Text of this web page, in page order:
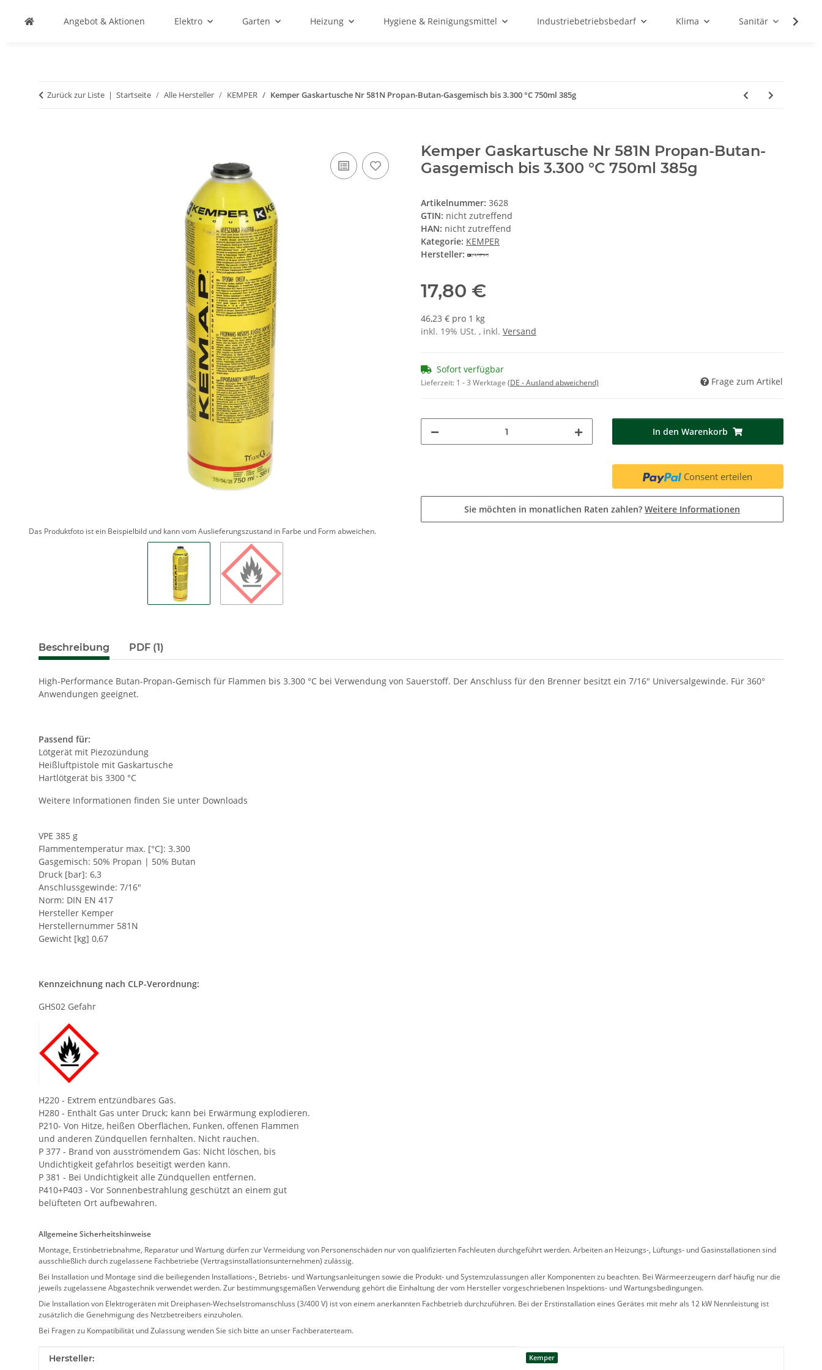
Angebot & Aktionen Elektro Garten Heizung Hygiene & Reinigungsmittel Industriebetriebsbedarf Klima Sanitär
Zurück zur Liste Startseite Alle Hersteller KEMPER Kemper Gaskartusche Nr 581N Propan-Butan-Gasgemisch bis 3.300 °C 750ml 385g
Das Produktfoto ist ein Beispielbild und kann vom Auslieferungszustand in Farbe und Form abweichen.
Kemper Gaskartusche Nr 581N Propan-Butan-
Gasgemisch bis 3.300 °C 750ml 385g
Artikelnummer: 3628
GTIN: nicht zutreffend
HAN: nicht zutreffend
Kategorie: KEMPER
Hersteller:
17,80 €
46,23 € pro 1 kg
inkl. 19% USt. , inkl. Versand
Sofort verfügbar
Lieferzeit: 1 - 3 Werktage (DE - Ausland abweichend) Frage zum Artikel
In den Warenkorb
Consent erteilen
Sie möchten in monatlichen Raten zahlen? Weitere Informationen
Beschreibung PDF (1)
High-Performance Butan-Propan-Gemisch für Flammen bis 3.300 °C bei Verwendung von Sauerstoff. Der Anschluss für den Brenner besitzt ein 7/16" Universalgewinde. Für 360°
Anwendungen geeignet.
Passend für:
Lötgerät mit Piezozündung
Heißluftpistole mit Gaskartusche
Hartlötgerät bis 3300 °C
Weitere Informationen finden Sie unter Downloads
VPE 385 g
Flammentemperatur max. [°C]: 3.300
Gasgemisch: 50% Propan | 50% Butan
Druck [bar]: 6,3
Anschlussgewinde: 7/16"
Norm: DIN EN 417
Hersteller Kemper
Herstellernummer 581N
Gewicht [kg] 0,67
Kennzeichnung nach CLP-Verordnung:
GHS02 Gefahr
H220 - Extrem entzündbares Gas.
H280 - Enthält Gas unter Druck; kann bei Erwärmung explodieren.
P210- Von Hitze, heißen Oberflächen, Funken, offenen Flammen
und anderen Zündquellen fernhalten. Nicht rauchen.
P 377 - Brand von ausströmendem Gas: Nicht löschen, bis
Undichtigkeit gefahrlos beseitigt werden kann.
P 381 - Bei Undichtigkeit alle Zündquellen entfernen.
P410+P403 - Vor Sonnenbestrahlung geschützt an einem gut
belüfteten Ort aufbewahren.
Allgemeine Sicherheitshinweise
Montage, Erstinbetriebnahme, Reparatur und Wartung dürfen zur Vermeidung von Personenschäden nur von qualifizierten Fachleuten durchgeführt werden. Arbeiten an Heizungs-, Lüftungs- und Gasinstallationen sind
ausschließlich durch zugelassene Fachbetriebe (Vertragsinstallationsunternehmen) zulässig.
Bei Installation und Montage sind die beiliegenden Installations-, Betriebs- und Wartungsanleitungen sowie die Produkt- und Systemzulassungen aller Komponenten zu beachten. Bei Wärmeerzeugern darf häufig nur die
jeweils zugelassene Abgastechnik verwendet werden. Zur bestimmungsgemäßen Verwendung gehört die Einhaltung der vom Hersteller vorgeschriebenen Inspektions- und Wartungsbedingungen.
Die Installation von Elektrogeräten mit Dreiphasen-Wechselstromanschluss (3/400 V) ist von einem anerkannten Fachbetrieb durchzuführen. Bei der Erstinstallation eines Gerätes mit mehr als 12 kW Nennleistung ist
zusätzlich die Genehmigung des Netzbetreibers einzuholen.
Bei Fragen zu Kompatibilität und Zulassung wenden Sie sich bitte an unser Fachberaterteam.
Produkteigenschaft
Wert
Hersteller: Kemper